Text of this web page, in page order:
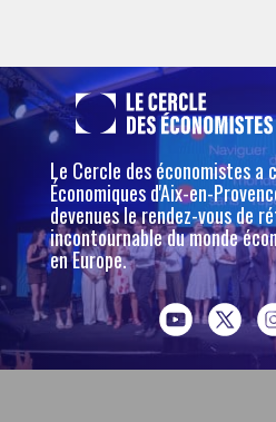
Le Cercle des économistes a
Économiques d'Aix-en-
devenues le rendez-vous de
incontournable du monde
en Europe.